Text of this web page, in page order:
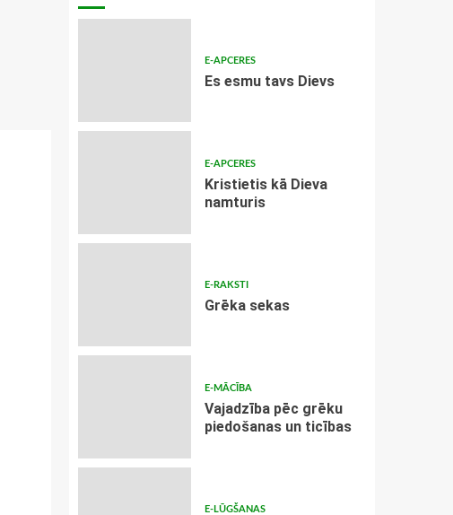
E-APCERES
Es esmu tavs Dievs
E-APCERES
Kristietis kā Dieva
namturis
E-RAKSTI
Grēka sekas
E-MĀCĪBA
Vajadzība pēc grēku
piedošanas un ticības
E-LŪGŠANAS